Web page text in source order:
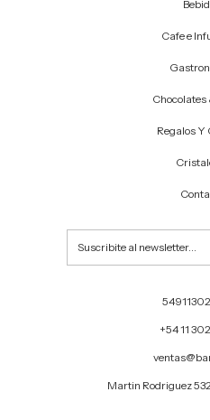
Cafe e
Chocolates
Regalos Y
+54 11
Martin Rodriguez